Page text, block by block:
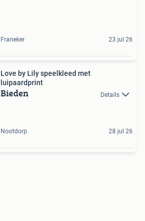
Franeker 23 jul 26
Love by Lily speelkleed met
luipaardprint
Bieden Details
Nootdorp 28 jul 26